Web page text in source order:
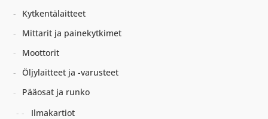
Kytkentälaitteet
Mittarit ja painekytkimet
Moottorit
Öljylaitteet ja -varusteet
Pääosat ja runko
Ilmakartiot